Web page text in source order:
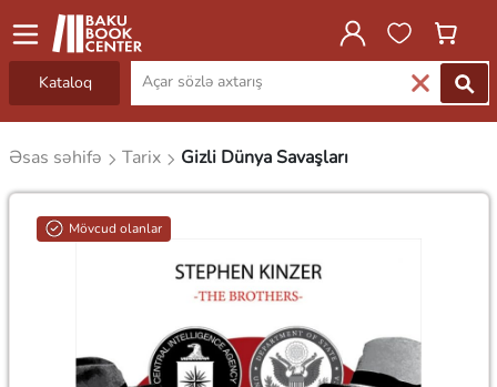
Kataloq
Əsas səhifə Tarix Gizli Dünya Savaşları
Mövcud olanlar